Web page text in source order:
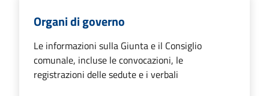
Organi di governo
Le informazioni sulla Giunta e il Consiglio
comunale, incluse le convocazioni, le
registrazioni delle sedute e i verbali